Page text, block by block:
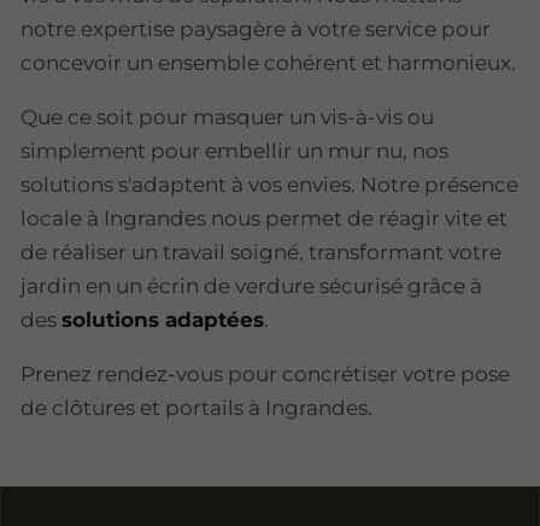
notre expertise paysagère à votre service pour
concevoir un ensemble cohérent et harmonieux.
Que ce soit pour masquer un vis-à-vis ou
simplement pour embellir un mur nu, nos
solutions s'adaptent à vos envies. Notre présence
locale à Ingrandes nous permet de réagir vite et
de réaliser un travail soigné, transformant votre
jardin en un écrin de verdure sécurisé grâce à
des solutions adaptées.
Prenez rendez-vous pour concrétiser votre pose
de clôtures et portails à Ingrandes.